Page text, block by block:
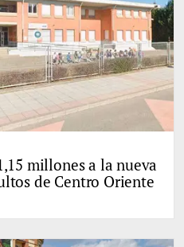
millones a la nueva
de Centro Oriente